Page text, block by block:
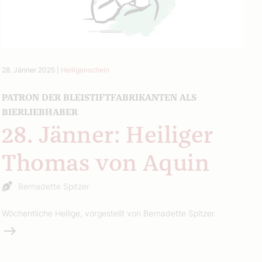
28. Jänner 2025 Heiligenschein
PATRON DER BLEISTIFTFABRIKANTEN ALS
BIERLIEBHABER
28. Jänner: Heiliger
Thomas von Aquin
Bernadette Spitzer
Wöchentliche Heilige, vorgestellt von Bernadette Spitzer.
Weiterlesen